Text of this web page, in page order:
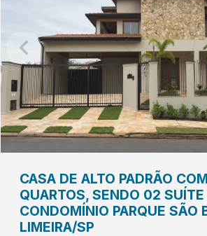
CASA DE ALTO PADRÃO
QUARTOS, SENDO 02
CONDOMÍNIO PARQUE SÃO
LIMEIRA/SP